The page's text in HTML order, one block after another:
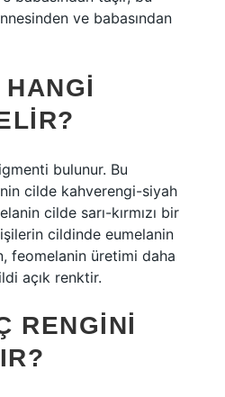
ve babasından
bulunur. Bu
cilde kahverengi-siyah
cilde sarı-kırmızı bir
cildinde eumelanin
feomelanin üretimi daha
açık renktir.
RENGINI